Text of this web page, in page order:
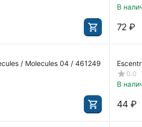
В
‍72‍ ₽
/ Molecules 04 / 461249
0.0
В
‍44‍ ₽